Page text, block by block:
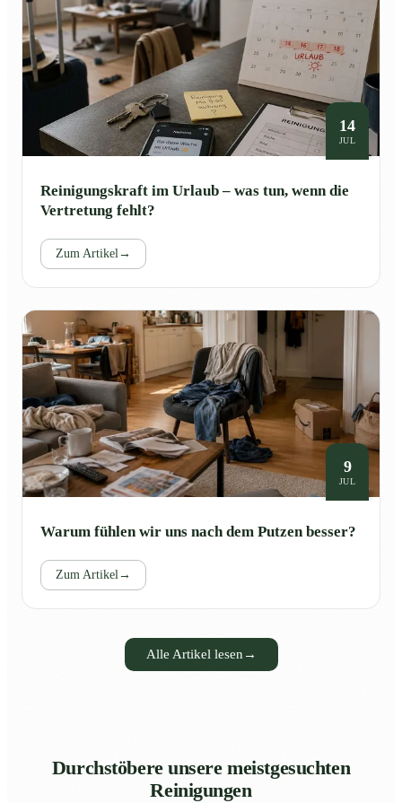
14
JUL
Reinigungskraft im Urlaub – was tun, wenn die
Vertretung fehlt?
Zum Artikel→
9
JUL
Warum fühlen wir uns nach dem Putzen besser?
Zum Artikel→
Alle Artikel lesen →
Durchstöbere unsere meistgesuchten
Reinigungen